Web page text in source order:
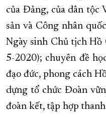
của Đảng, của dân tộc
sản và Công nhân
Ngày sinh Chủ tịch
5-2020); chuyên đề
đạo đức, phong cách
dựng tổ chức Đoàn
đoàn kết, tập hợp